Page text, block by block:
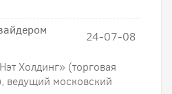
24-07-08
Холдинг» (торговая
ведущий московский